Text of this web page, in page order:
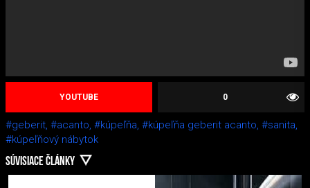
0
YOUTUBE
#geberit, #acanto, #kúpeľňa, #kúpeľňa geberit acanto, #sanita,
#kúpeľňový nábytok
SÚVISIACE ČLÁNKY